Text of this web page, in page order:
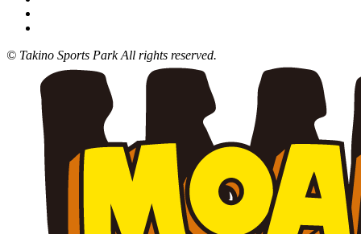
© Takino Sports Park All rights reserved.